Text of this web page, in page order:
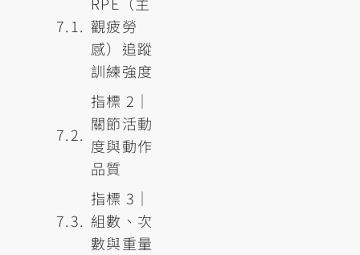
觀疲勞
感）追蹤
訓練強度
指標 2｜
關節活動
度與動作
品質
指標 3｜
組數、次
數與重量